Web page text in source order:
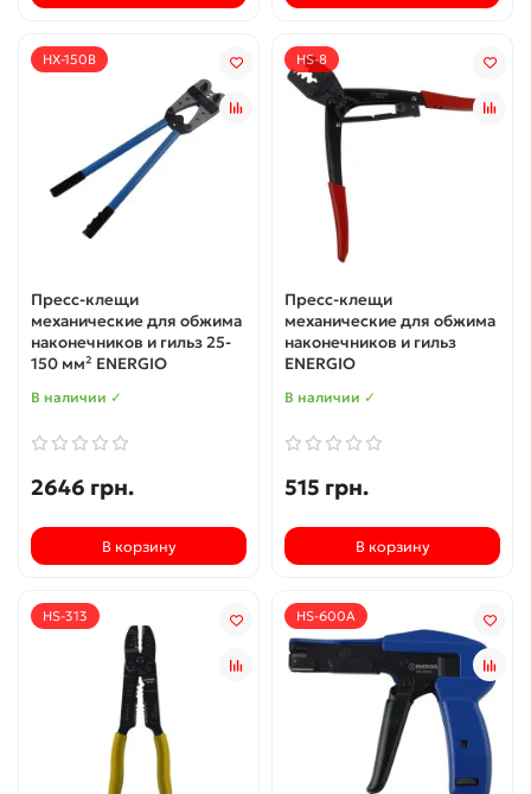
HX-150B
Пресс-клещи
механические для обжима
наконечников и гильз 25-
150 мм² ENERGIO
В наличии ✓
2646 грн.
В корзину
HS-8
Пресс-клещи
механические для обжима
наконечников и гильз
ENERGIO
В наличии ✓
515 грн.
В корзину
HS-313 HS-600A